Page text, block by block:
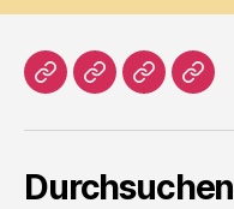
HomeLiteratur
Prosa
Durchsuchen